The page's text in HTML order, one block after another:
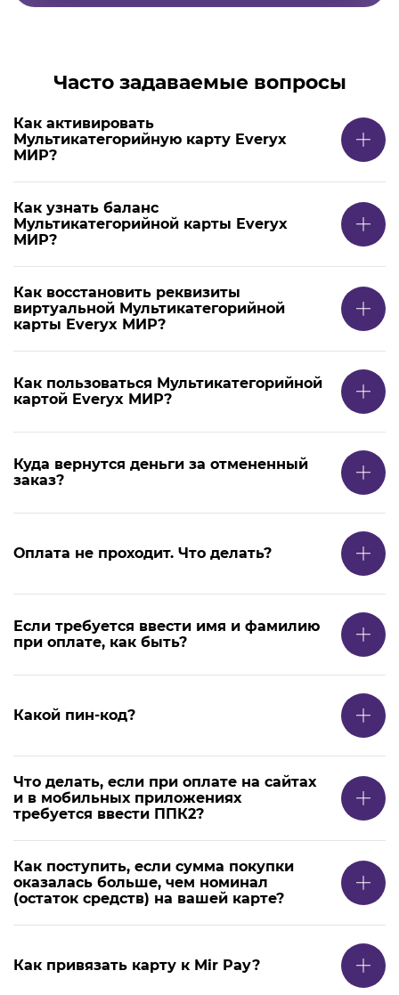
Часто задаваемые вопросы
Как активировать
Мультикатегорийную карту Everyx
МИР?
Как узнать баланс
Мультикатегорийной карты Everyx
МИР?
Как восстановить реквизиты
виртуальной Мультикатегорийной
карты Everyx МИР?
Как пользоваться Мультикатегорийной
картой Everyx МИР?
Куда вернутся деньги за отмененный
заказ?
Оплата не проходит. Что делать?
Если требуется ввести имя и фамилию
при оплате, как быть?
Какой пин-код?
Что делать, если при оплате на сайтах
и в мобильных приложениях
требуется ввести ППК2?
Как поступить, если сумма покупки
оказалась больше, чем номинал
(остаток средств) на вашей карте?
Как привязать карту к Mir Pay?